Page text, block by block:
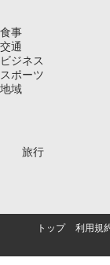
食事
交通
ビジネス
スポーツ
地域
旅行
トップ 利用規